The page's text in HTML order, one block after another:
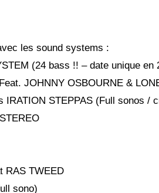
les sound systems :
(24 bass !! – date unique en
JOHNNY OSBOURNE &
IRATION STEPPAS (Full sonos /
RAS TWEED
sono)